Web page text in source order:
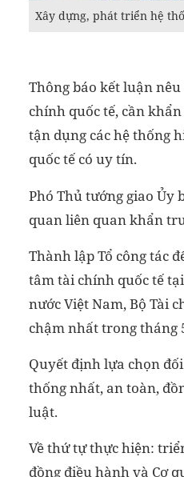
Xây dựng, phát triển hệ
Thông báo kết luận
chính quốc tế, cần
tận dụng các hệ thống
quốc tế có uy tín.
Phó Thủ tướng giao Ủy
quan liên quan khẩn
Thành lập Tổ công tác
tâm tài chính quốc tế
nước Việt Nam, Bộ Tài
chậm nhất trong tháng
Quyết định lựa chọn
thống nhất, an toàn,
luật.
Về thứ tự thực hiện:
đồng điều hành và Cơ